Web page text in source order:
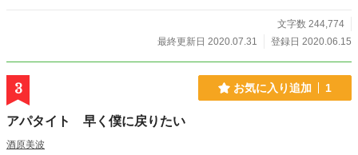
るはず。そこそこ読みやすくなって……ればいいなぁ。 ※小説家になろうさ
ん、アルファポリスさん、カクヨムさん、ツギクルさん（外部URL）にも掲載
文字数 244,774
最終更新日 2020.07.31
登録日 2020.06.15
3 お気に入り追加 1
アパタイト 早く僕に戻りたい
酒原美波